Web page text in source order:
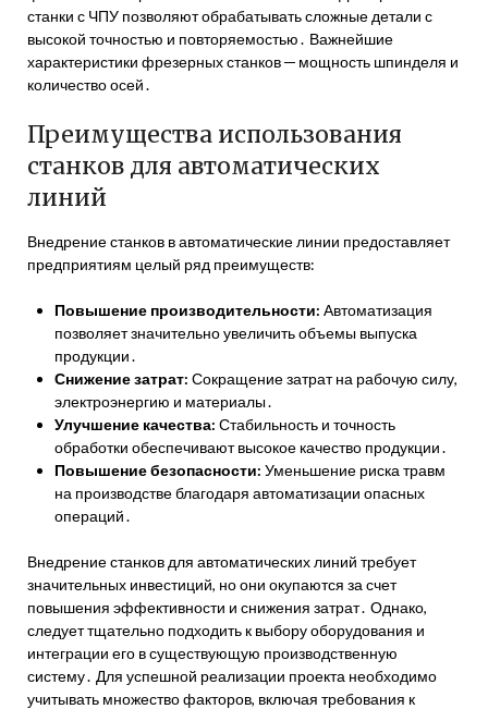
станки с ЧПУ позволяют обрабатывать сложные детали с
высокой точностью и повторяемостью․ Важнейшие
характеристики фрезерных станков ─ мощность шпинделя и
количество осей․
Преимущества использования
станков для автоматических
линий
Внедрение станков в автоматические линии предоставляет
предприятиям целый ряд преимуществ:
Повышение производительности: Автоматизация
позволяет значительно увеличить объемы выпуска
продукции․
Снижение затрат: Сокращение затрат на рабочую силу,
электроэнергию и материалы․
Улучшение качества: Стабильность и точность
обработки обеспечивают высокое качество продукции․
Повышение безопасности: Уменьшение риска травм
на производстве благодаря автоматизации опасных
операций․
Внедрение станков для автоматических линий требует
значительных инвестиций, но они окупаются за счет
повышения эффективности и снижения затрат․ Однако,
следует тщательно подходить к выбору оборудования и
интеграции его в существующую производственную
систему․ Для успешной реализации проекта необходимо
учитывать множество факторов, включая требования к